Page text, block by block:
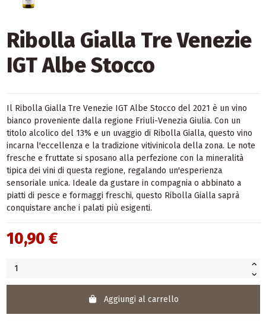
Ribolla Gialla Tre Venezie
IGT Albe Stocco
Il Ribolla Gialla Tre Venezie IGT Albe Stocco del 2021 è un vino
bianco proveniente dalla regione Friuli-Venezia Giulia. Con un
titolo alcolico del 13% e un uvaggio di Ribolla Gialla, questo vino
incarna l'eccellenza e la tradizione vitivinicola della zona. Le note
fresche e fruttate si sposano alla perfezione con la mineralità
tipica dei vini di questa regione, regalando un'esperienza
sensoriale unica. Ideale da gustare in compagnia o abbinato a
piatti di pesce e formaggi freschi, questo Ribolla Gialla saprà
conquistare anche i palati più esigenti.
10,90 €
Aggiungi al carrello